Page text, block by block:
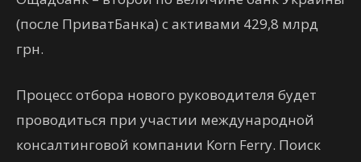
(после ПриватБанка) с активами 429,8 млрд
грн.
Процесс отбора нового руководителя будет
проводиться при участии международной
консалтинговой компании Korn Ferry. Поиск